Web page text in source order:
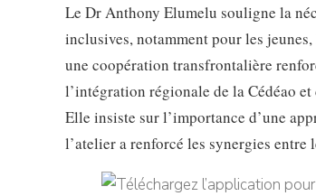
Le Dr Anthony Elumelu souligne la
inclusives, notamment pour les
une coopération transfrontalière
l’intégration régionale de la Cédéao
Elle insiste sur l’importance d’une
l’atelier a renforcé les synergies entre